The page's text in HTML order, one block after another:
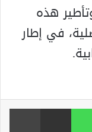
هذه
في إطار
واتساب مشاركة عبر البريد